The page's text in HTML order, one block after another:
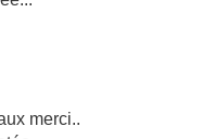
merci..